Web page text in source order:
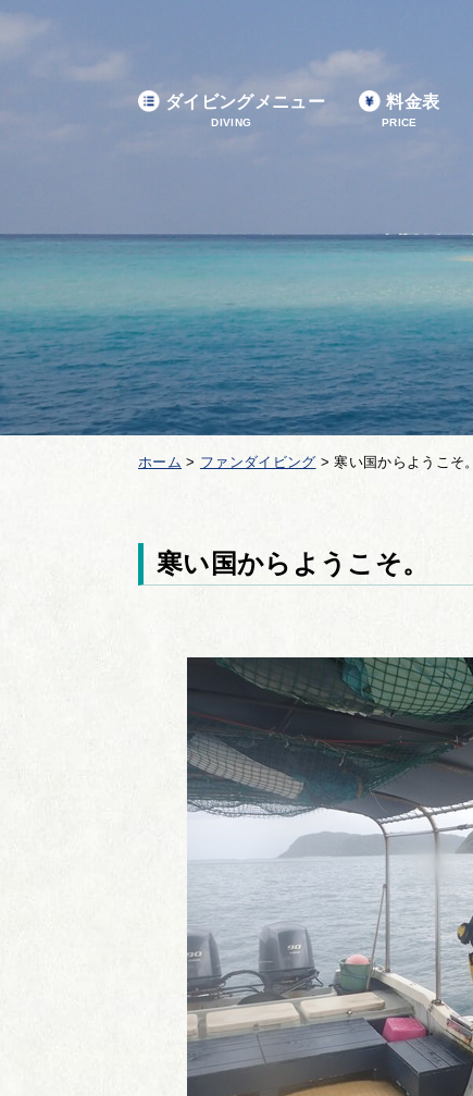
ダイビングメニュー
DIVING
料金表
PRICE
ホーム > ファンダイビング >寒い国からようこそ。
寒い国からようこそ。